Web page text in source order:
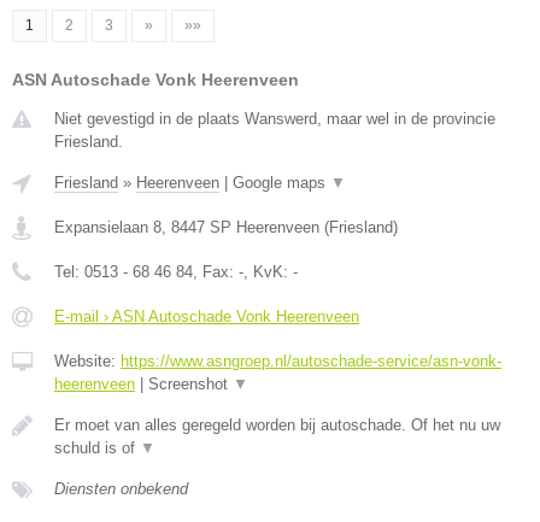
1 2 3 » »»
ASN Autoschade Vonk Heerenveen
Niet gevestigd in de plaats Wanswerd, maar wel in de provincie
Friesland.
Friesland » Heerenveen Google maps ▼
Expansielaan 8, 8447 SP Heerenveen (Friesland)
Tel: 0513 - 68 46 84, Fax: -, KvK: -
E-mail › ASN Autoschade Vonk Heerenveen
Website: https://www.asngroep.nl/autoschade-service/asn-vonk-
heerenveen
Screenshot ▼
Er moet van alles geregeld worden bij autoschade. Of het nu uw
schuld is of ▼
Diensten onbekend